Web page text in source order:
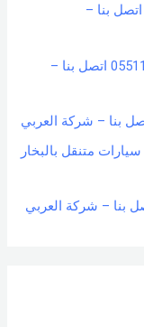
شركة تنظيف موكيت بحائل – 0551154864 اتصل بنا –
شركة كشف تسربات المياه بحائل – 0551154864 اتصل بنا –
متنقل بالبخار